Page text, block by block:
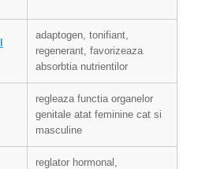
adaptogen, tonifiant,
regenerant, favorizeaza
absorbtia nutrientilor
regleaza functia organelor
genitale atat feminine cat si
masculine
reglator hormonal,